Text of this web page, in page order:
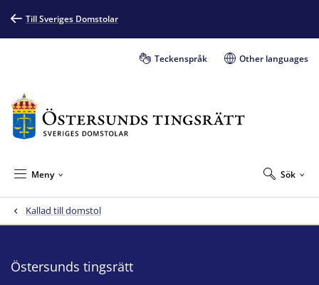
Till Sveriges Domstolar
Teckenspråk Other languages
Sök
Meny
Kallad till domstol
Östersunds tingsrätt